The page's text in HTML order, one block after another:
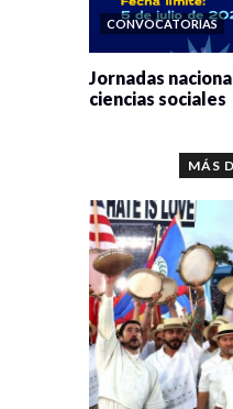
CONVOCATORIAS
Jornadas
ciencias sociales
MÁS